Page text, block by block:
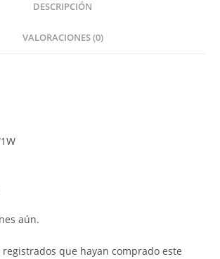
DESCRIPCIÓN
VALORACIONES (0)
aún.
registrados que hayan comprado este